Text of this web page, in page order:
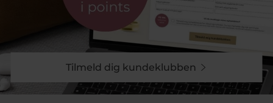
Tilmeld dig kundeklubben